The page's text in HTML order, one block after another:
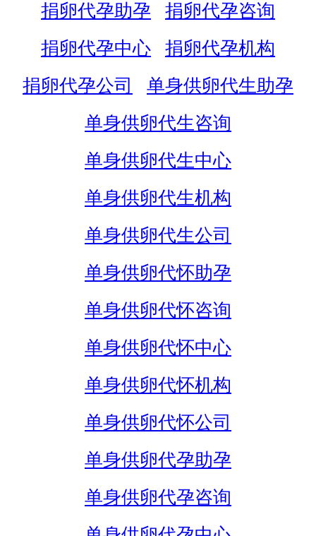
捐卵代孕助孕
捐卵代孕咨询
捐卵代孕中心
捐卵代孕机构
捐卵代孕公司
单身供卵代生助孕
单身供卵代生咨询
单身供卵代生中心
单身供卵代生机构
单身供卵代生公司
单身供卵代怀助孕
单身供卵代怀咨询
单身供卵代怀中心
单身供卵代怀机构
单身供卵代怀公司
单身供卵代孕助孕
单身供卵代孕咨询